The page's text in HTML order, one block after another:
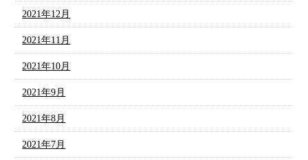
2021年12月
2021年11月
2021年10月
2021年9月
2021年8月
2021年7月